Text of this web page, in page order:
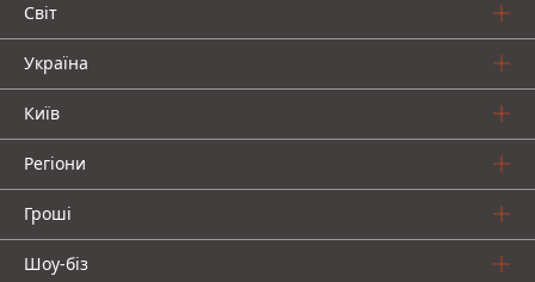
Світ
Україна
Київ
Регіони
Гроші
Шоу-біз